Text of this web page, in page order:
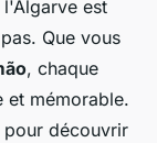
l'Algarve est
Que vous
, chaque
et mémorable.
pour découvrir